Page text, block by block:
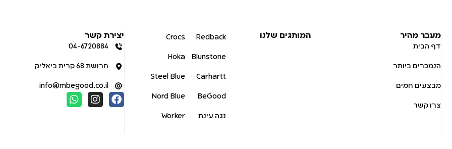
מעבר מהיר
דף הבית
הנמכרים ביותר
מבצעים חמים
צרו קשר
המותגים שלנו Redback
Blunstone
Carhartt
BeGood
נגה עינת
Crocs
Hoka
Steel Blue
Nord Blue
Worker
יצירת קשר
04-6720884
חרושת 68 קרית ביאליק
info@mbegood.co.il